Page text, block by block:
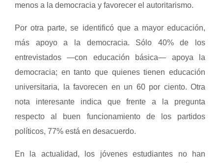
menos a la democracia y favorecer el autoritarismo.
Por otra parte, se identificó que a mayor educación,
más apoyo a la democracia. Sólo 40% de los
entrevistados —con educación básica— apoya la
democracia; en tanto que quienes tienen educación
universitaria, la favorecen en un 60 por ciento. Otra
nota interesante indica que frente a la pregunta
respecto al buen funcionamiento de los partidos
políticos, 77% está en desacuerdo.
En la actualidad, los jóvenes estudiantes no han